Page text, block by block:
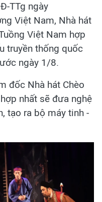
TTg ngày
Việt Nam, Nhà hát
Việt Nam hợp
truyền thống quốc
ngày 1/8.
đốc Nhà hát Chèo
nhất sẽ đưa nghệ
tạo ra bộ máy tinh -